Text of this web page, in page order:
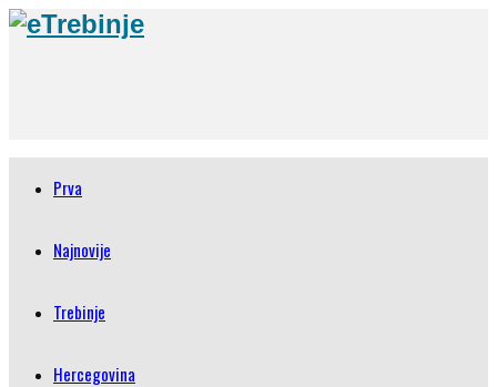
Prva
Najnovije
Trebinje
Hercegovina